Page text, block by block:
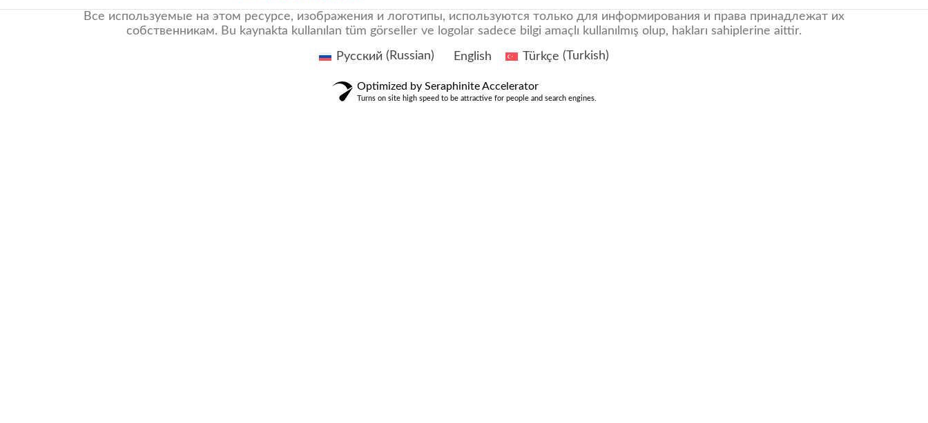
Все используемые на этом ресурсе, изображения и логотипы, используются только для информирования и права принадлежат их
собственникам. Bu kaynakta kullanılan tüm görseller ve logolar sadece bilgi amaçlı kullanılmış olup, hakları sahiplerine aittir.
Русский (Russian) English Türkçe ( Turkish)
Optimized by Seraphinite Accelerator
Turns on site high speed to be attractive for people and search engines.